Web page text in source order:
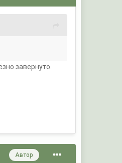
завернуто.
Автор